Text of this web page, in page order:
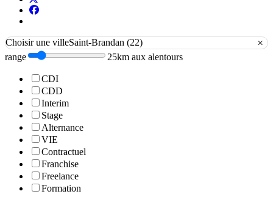
Choisir une villeSaint-Brandan (22) ×
range 25km aux alentours
CDI
CDD
Interim
Stage
Alternance
VIE
Contractuel
Franchise
Freelance
Formation